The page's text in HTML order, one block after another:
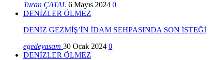
Turan ÇATAL 6 Mayıs 2024 0
DENİZLER ÖLMEZ
DENİZ GEZMİŞ’İN İDAM SEHPASINDA SON İSTEĞİ
egedeyasam 30 Ocak 2024 0
DENİZLER ÖLMEZ